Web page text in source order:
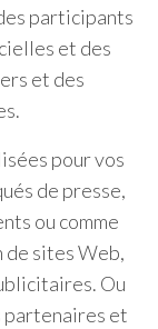
participants
et des
et des
pour vos
de presse,
ou comme
sites Web,
Ou
partenaires et